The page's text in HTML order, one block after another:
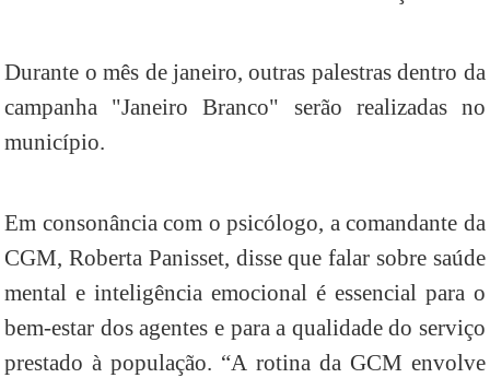
Durante o mês de janeiro, outras palestras dentro da
campanha "Janeiro Branco" serão realizadas no
município.
Em consonância com o psicólogo, a comandante da
CGM, Roberta Panisset, disse que falar sobre saúde
mental e inteligência emocional é essencial para o
bem-estar dos agentes e para a qualidade do serviço
prestado à população. “A rotina da GCM envolve